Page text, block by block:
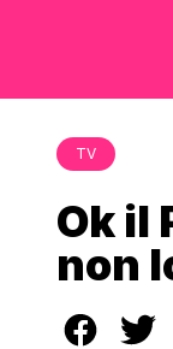
TV
Ok il
non